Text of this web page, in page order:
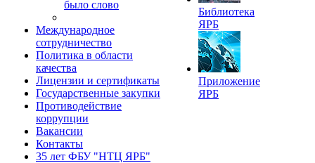
было слово
Международное
сотрудничество
Политика в области
качества
Лицензии и сертификаты
Государственные закупки
Противодействие
коррупции
Вакансии
Контакты
35 лет ФБУ "НТЦ ЯРБ"
Библиотека
ЯРБ
Приложение
ЯРБ